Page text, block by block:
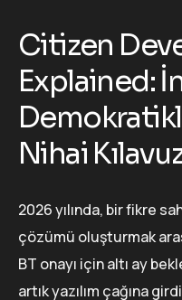
Citizen
Explained:
Nihai
2026 yılında, bir fikre
çözümü oluşturmak
BT onayı için altı ay
artık yazılım çağına